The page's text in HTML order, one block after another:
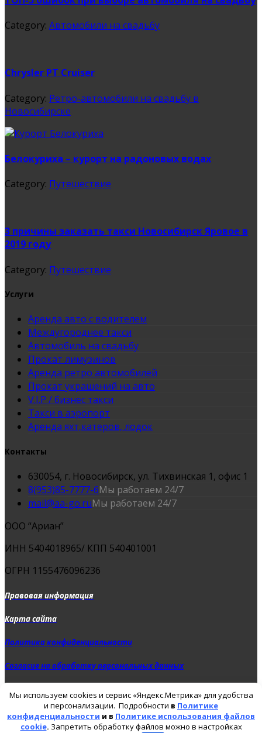
Category: Автомобили на свадьбу
Chrysler PT Cruiser
Category: Ретро-автомобили на свадьбу в
Новосибирске
Белокуриха – курорт на радоновых водах
Category: Путешествие
3 причины заказать такси Новосибирск Яровое в
2019 году
Category: Путешествие
Услуги
Аренда авто с водителем
Междугороднее такси
Автомобиль на свадьбу
Прокат лимузинов
Аренда ретро автомобилей
Прокат украшений на авто
V.I.P / бизнес такси
Такси в аэропорт
Аренда яхт,катеров, лодок
Контакты
630054, г. Новосибирск, ул. Тихвинская 1, офис 1
8(953)85-7777-6Мы работаем 24/7
mail@aa-go.ruМы работаем 24/7
ООО “Ариан”
ИНН 5404018965/ КПП 540401001
ОГРН 1155476096236
Правовая информация
Карта сайта
Политика конфиденциальности
Согласие на обработку персональных данных
©2015 - 2025 Prestige Go. All Rights Reserved.
Написать в MAX
Мы используем cookies и сервис «Яндекс.Метрика» для удобства
и персонализации. Подробности в Политике
конфиденциальности и в Политике использования файлов
cookie. Запретить обработку файлов можно в настройках